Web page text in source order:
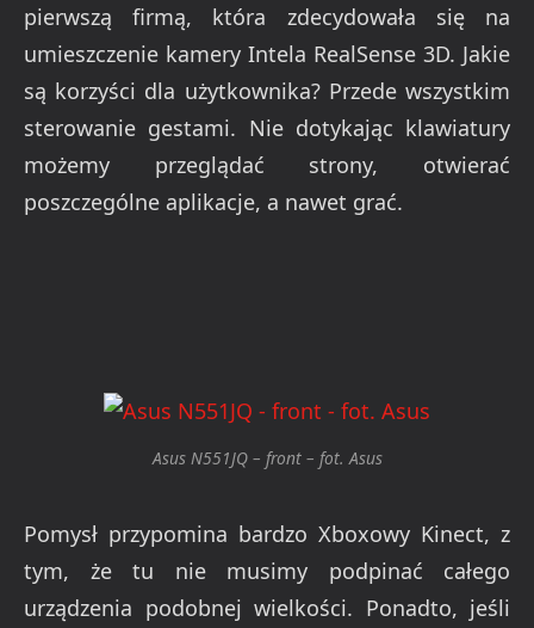
pierwszą firmą, która zdecydowała się na
umieszczenie kamery Intela RealSense 3D. Jakie
są korzyści dla użytkownika? Przede wszystkim
sterowanie gestami. Nie dotykając klawiatury
możemy przeglądać strony, otwierać
poszczególne aplikacje, a nawet grać.
Asus N551JQ – front – fot. Asus
Pomysł przypomina bardzo Xboxowy Kinect, z
tym, że tu nie musimy podpinać całego
urządzenia podobnej wielkości. Ponadto, jeśli